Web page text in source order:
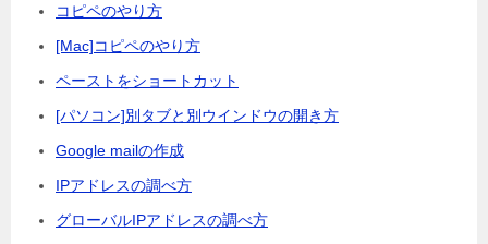
コピペのやり方
[Mac]コピペのやり方
ペーストをショートカット
[パソコン]別タブと別ウインドウの開き方
Google mailの作成
IPアドレスの調べ方
グローバルIPアドレスの調べ方